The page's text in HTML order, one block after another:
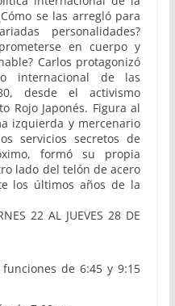
se las arregló para
personalidades?
en cuerpo y
Carlos protagonizó
internacional de las
desde el activismo
Rojo Japonés. Figura al
izquierda y mercenario
servicios secretos de
formó su propia
lado del telón de acero
los últimos años de la
22 AL JUEVES 28 DE
funciones de 6:45 y 9:15